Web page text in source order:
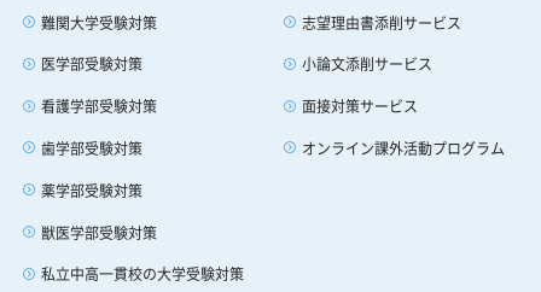
難関大学受験対策
医学部受験対策
看護学部受験対策
歯学部受験対策
薬学部受験対策
獣医学部受験対策
私立中高一貫校の大学受験対策
志望理由書添削サービス
小論文添削サービス
面接対策サービス
オンライン課外活動プログラム